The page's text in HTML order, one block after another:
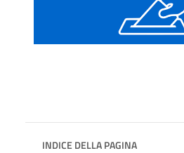
INDICE DELLA PAGINA